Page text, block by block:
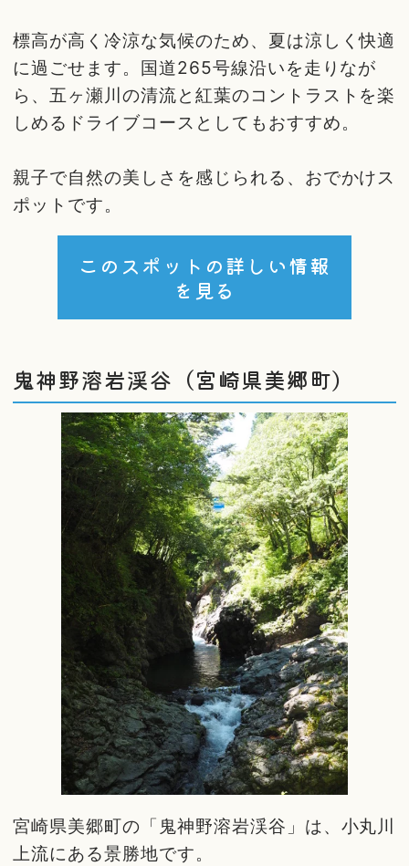
標高が高く冷涼な気候のため、夏は涼しく快適
に過ごせます。国道265号線沿いを走りなが
ら、五ヶ瀬川の清流と紅葉のコントラストを楽
しめるドライブコースとしてもおすすめ。
親子で自然の美しさを感じられる、おでかけス
ポットです。
このスポットの詳しい情報
を見る
鬼神野溶岩渓谷（宮崎県美郷町）
宮崎県美郷町の「鬼神野溶岩渓谷」は、小丸川
上流にある景勝地です。